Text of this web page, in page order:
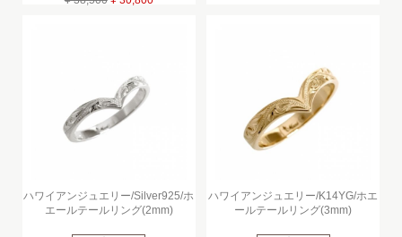
ハワイアンジュエリー/Silver925/ホ
エールテールリング(2mm)
ハワイアンジュエリー/K14YG/ホエ
ールテールリング(3mm)